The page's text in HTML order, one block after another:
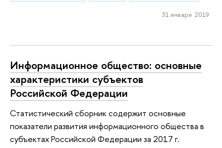
31 января 2019
Информационное общество: основные
характеристики субъектов
Российской Федерации
Статистический сборник содержит основные
показатели развития информационного общества в
субъектах Российской Федерации за 2017 г.